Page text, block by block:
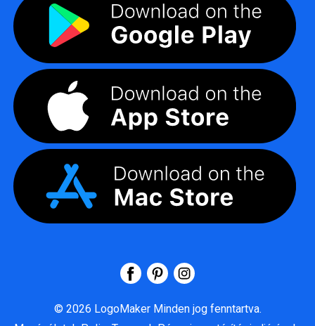
© 2026 LogoMaker Minden jog fenntartva.